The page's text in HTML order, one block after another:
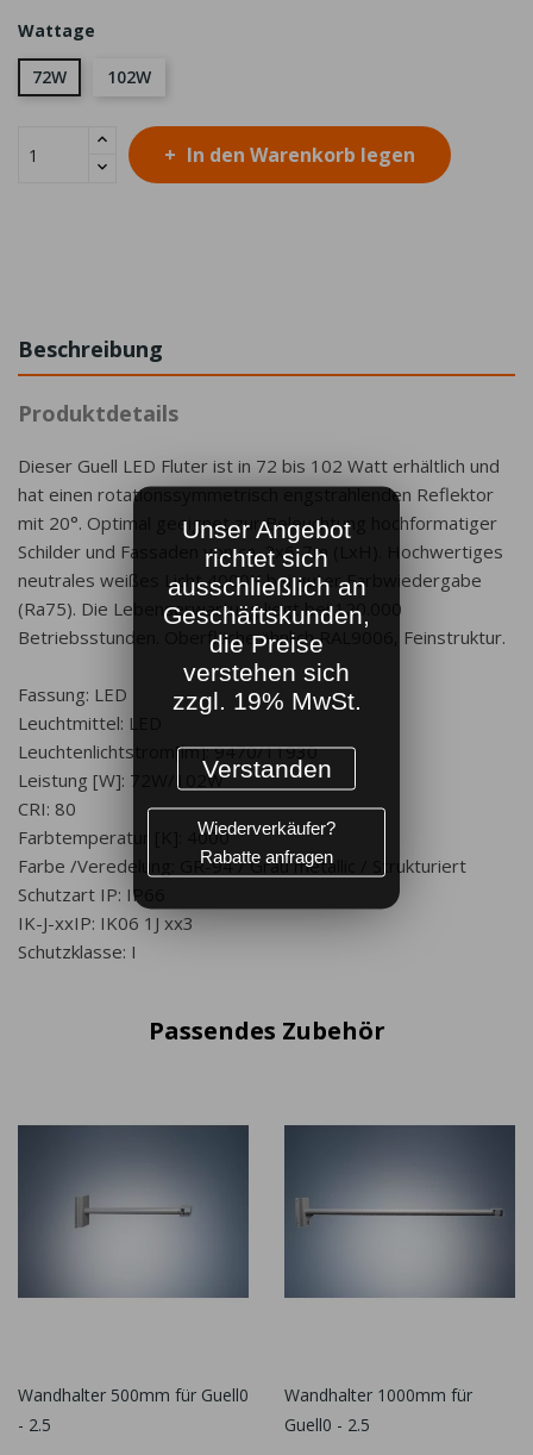
Unser Angebot
richtet sich
ausschließlich an
Geschäftskunden,
die Preise
verstehen sich
zzgl. 19% MwSt.
Verstanden
Wiederverkäufer?
Rabatte anfragen
Wattage
72W 102W
In den Warenkorb legen
Beschreibung
Produktdetails
Dieser Guell LED Fluter ist in 72 bis 102 Watt erhältlich und
hat einen rotationssymmetrisch engstrahlenden Reflektor
mit 20°. Optimal geeignet zur Beleuchtung hochformatiger
Schilder und Fassaden von ca. 2x6-7m (LxH). Hochwertiges
neutrales weißes Licht 4000K bei guter Farbwiedergabe
(Ra75). Die Lebenserwartung liegt bei 120.000
Betriebsstunden. Oberfläche ähnlich RAL9006, Feinstruktur.
Fassung: LED
Leuchtmittel: LED
Leuchtenlichtstrom[lm]: 9470/11930
Leistung [W]: 72W/102W
CRI: 80
Farbtemperatur [K]: 4000
Farbe /Veredelung: GR-94 / Grau metallic / Strukturiert
Schutzart IP: IP66
IK-J-xxIP: IK06 1J xx3
Schutzklasse: I
Passendes Zubehör
Wandhalter 500mm für Guell0
- 2.5
Wandhalter 1000mm für
Guell0 - 2.5